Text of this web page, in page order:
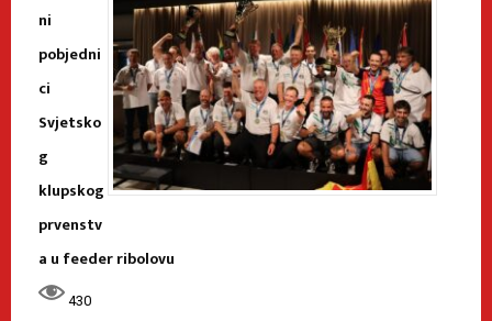
ni
pobjedni
ci
Svjetsko
g
klupskog
prvenstv
a u feeder ribolovu
430